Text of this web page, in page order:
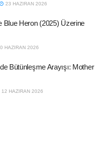
23 HAZIRAN 2026
Blue Heron (2025) Üzerine
HAZIRAN 2026
Bütünleşme Arayışı: Mother
12 HAZIRAN 2026